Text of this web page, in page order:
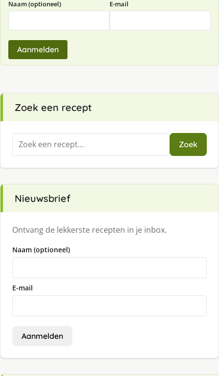
Naam (optioneel) E-mail
Aanmelden
Zoek een recept
Zoeken
naar:
Zoek
Nieuwsbrief
Ontvang de lekkerste recepten in je inbox.
Naam (optioneel)
E-mail
Aanmelden